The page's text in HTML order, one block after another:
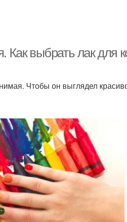
Как выбрать лак для
Чтобы он выглядел